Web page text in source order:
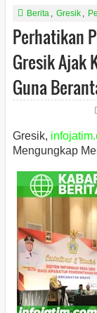
Berita , Gresik ,
Perhatikan
Gresik Ajak
Guna
Gresik,
Mengungkap